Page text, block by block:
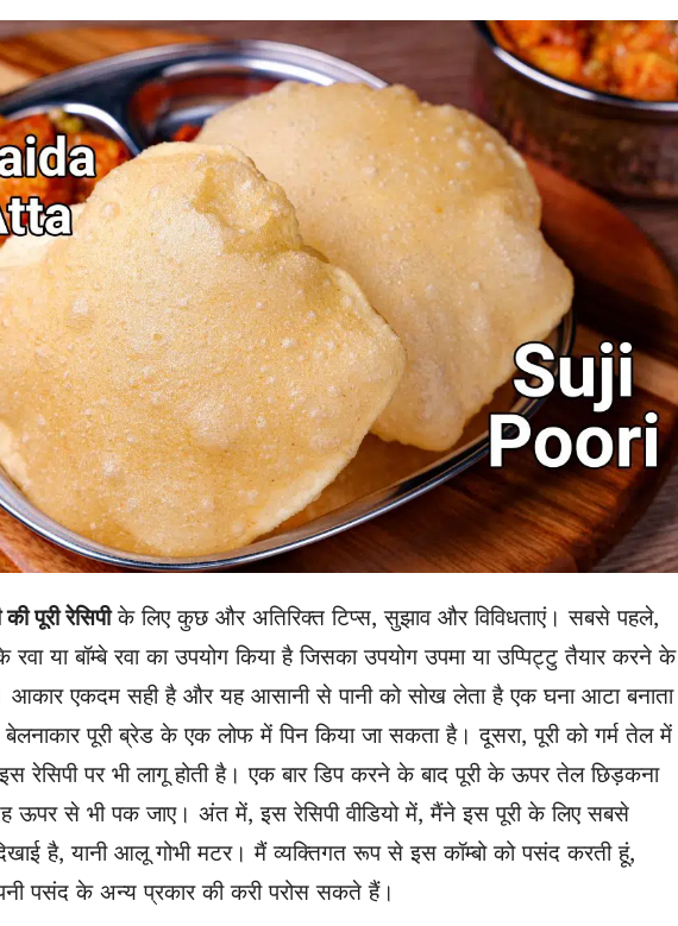
पूरी रेसिपीके लिए कुछ और अतिरिक्त टिप्स, सुझाव और विविधताएं। सबसे पहले,
या बॉम्बे रवा का उपयोग किया है जिसका उपयोग उपमा या उप्पिट्टु तैयार करने के
आकार एकदम सही है और यह आसानी से पानी को सोख लेता है एक घना आटा बनाता
पूरी ब्रेड के एक लोफ में पिन किया जा सकता है। दूसरा, पूरी को गर्म तेल में
रेसिपी पर भी लागू होती है। एक बार डिप करने के बाद पूरी के ऊपर तेल छिड़कना
ऊपर से भी पक जाए। अंत में, इस रेसिपी वीडियो में, मैंने इस पूरी के लिए सबसे
है, यानी आलू गोभी मटर। मैं व्यक्तिगत रूप से इस कॉम्बो को पसंद करती हूं,
पसंद के अन्य प्रकार की करी परोस सकते हैं।